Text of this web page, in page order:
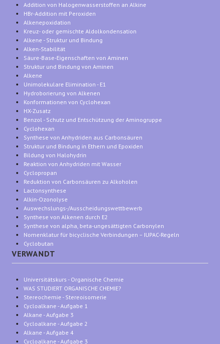
Addition von Halogenwasserstoffen an Alkine
HBr-Addition mit Peroxiden
Alkenepoxidation
Kreuz- oder gemischte Aldolkondensation
Alkene - Struktur und Bindung
Alken-Stabilität
Säure-Base-Eigenschaften von Aminen
Struktur und Bindung von Aminen
Alkene
Unimolekulare Elimination - E1
Hydroborierung von Alkenen
Konformationen von Cyclohexan
HX-Zusatz
Benzol - Schutz und Entschützung der Aminogruppe
Cyclohexan
Synthese von Anhydriden aus Carbonsäuren
Struktur und Bindung in Ethern und Epoxiden
Bildung von Halohydrin
Reaktion von Anhydriden mit Wasser
Cyclopropan
Reduktion von Carbonsäuren zu Alkoholen
Lactonsynthese
Alkin-Ozonolyse
Auswechslungs-/Ausscheidungswettbewerb
Synthese von Alkenen durch E2
Synthese von alpha, beta-ungesättigten Carbonylen
Nomenklatur für bicyclische Verbindungen – IUPAC-Regeln
Cyclobutan
VERWANDT
Universitätskurs - Organische Chemie
WAS STUDIERT ORGANISCHE CHEMIE?
Stereochemie - Stereoisomerie
Cycloalkane - Aufgabe 1
Alkane - Aufgabe 3
Cycloalkane - Aufgabe 2
Alkane - Aufgabe 4
Cycloalkane - Aufgabe 3